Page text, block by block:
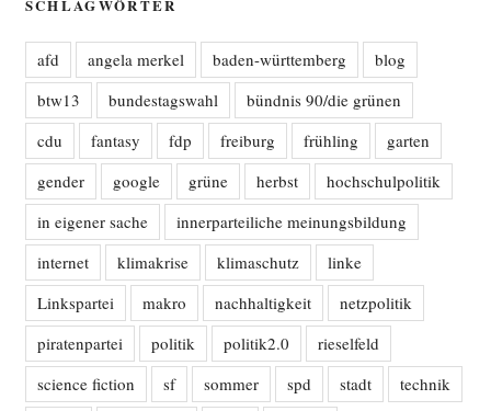
SCHLAGWÖRTER
afd angela merkel baden-württemberg
blog
btw13
bundestagswahl
bündnis 90/die grünen
cdu
fantasy fdp freiburg frühling
garten
gender
google grüne herbst
hochschulpolitik
in eigener sache
innerparteiliche meinungsbildung
internet
klimakrise klimaschutz
linke
Linkspartei
makro nachhaltigkeit
netzpolitik
piratenpartei
politik politik2.0
rieselfeld
science fiction
sf sommer spd stadt
technik